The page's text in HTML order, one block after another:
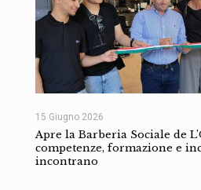
15 Giugno 2026
Apre la Barberia Sociale de
competenze, formazione e
incontrano